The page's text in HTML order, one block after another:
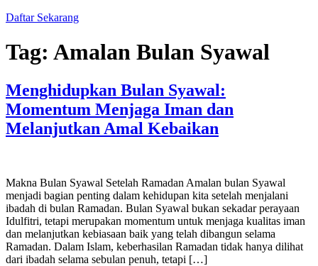
Daftar Sekarang
Tag: Amalan Bulan Syawal
Menghidupkan Bulan Syawal:
Momentum Menjaga Iman dan
Melanjutkan Amal Kebaikan
Makna Bulan Syawal Setelah Ramadan Amalan bulan Syawal
menjadi bagian penting dalam kehidupan kita setelah menjalani
ibadah di bulan Ramadan. Bulan Syawal bukan sekadar perayaan
Idulfitri, tetapi merupakan momentum untuk menjaga kualitas iman
dan melanjutkan kebiasaan baik yang telah dibangun selama
Ramadan. Dalam Islam, keberhasilan Ramadan tidak hanya dilihat
dari ibadah selama sebulan penuh, tetapi […]